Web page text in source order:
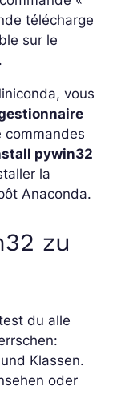
télécharge
sur le
.
vous
commandes
pywin32
la
Anaconda.
zu
du alle
Klassen.
oder